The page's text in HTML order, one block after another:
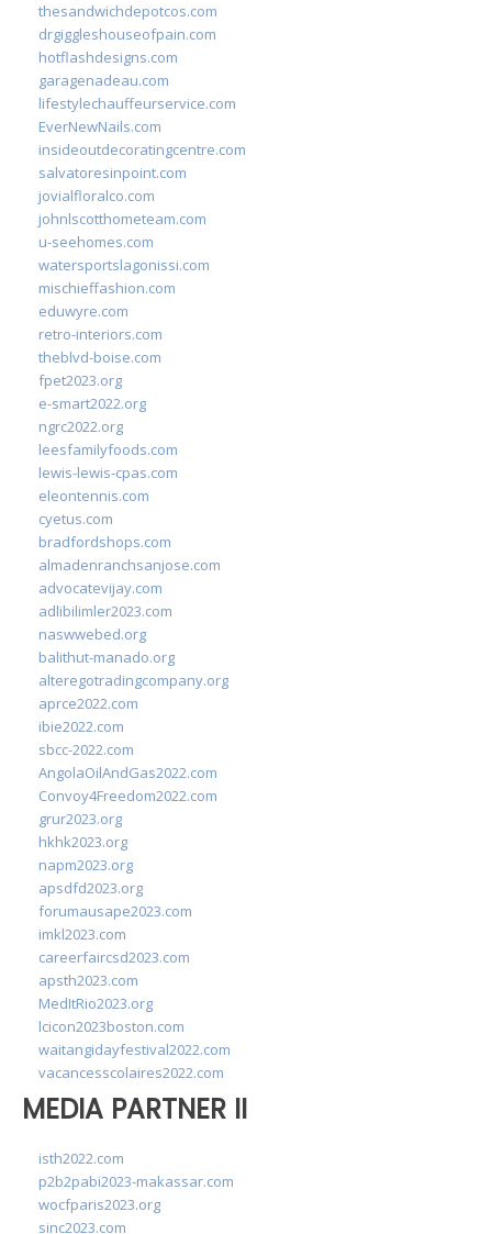
thesandwichdepotcos.com
drgiggleshouseofpain.com
hotflashdesigns.com
garagenadeau.com
lifestylechauffeurservice.com
EverNewNails.com
insideoutdecoratingcentre.com
salvatoresinpoint.com
jovialfloralco.com
johnlscotthometeam.com
u-seehomes.com
watersportslagonissi.com
mischieffashion.com
eduwyre.com
retro-interiors.com
theblvd-boise.com
fpet2023.org
e-smart2022.org
ngrc2022.org
leesfamilyfoods.com
lewis-lewis-cpas.com
eleontennis.com
cyetus.com
bradfordshops.com
almadenranchsanjose.com
advocatevijay.com
adlibilimler2023.com
naswwebed.org
balithut-manado.org
alteregotradingcompany.org
aprce2022.com
ibie2022.com
sbcc-2022.com
AngolaOilAndGas2022.com
Convoy4Freedom2022.com
grur2023.org
hkhk2023.org
napm2023.org
apsdfd2023.org
forumausape2023.com
imkl2023.com
careerfaircsd2023.com
apsth2023.com
MedItRio2023.org
lcicon2023boston.com
waitangidayfestival2022.com
vacancesscolaires2022.com
MEDIA PARTNER II
isth2022.com
p2b2pabi2023-makassar.com
wocfparis2023.org
sinc2023.com